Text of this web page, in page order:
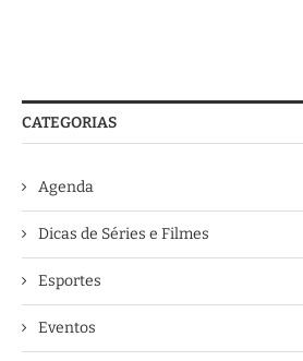
CATEGORIAS
Agenda
Dicas de Séries e Filmes
Esportes
Eventos